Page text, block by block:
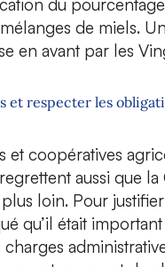
du
de miels.
en avant par les
et respecter les
et coopératives
aussi que la
loin. Pour
qu’il était